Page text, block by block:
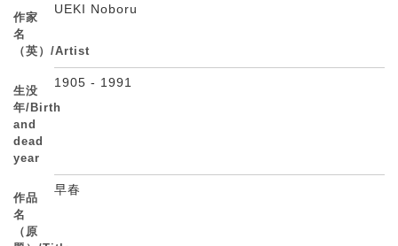
作家
名
（英）/Artist
UEKI Noboru
生没
年/Birth
and
dead
year
1905 - 1991
作品
名
（原
早春